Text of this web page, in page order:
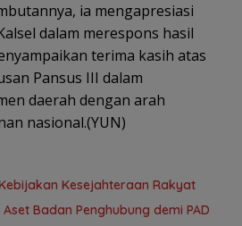
ia mengapresiasi
dalam merespons hasil
terima kasih atas
Pansus III dalam
daerah dengan arah
nasional.(YUN)
Kesejahteraan Rakyat
Badan Penghubung demi PAD